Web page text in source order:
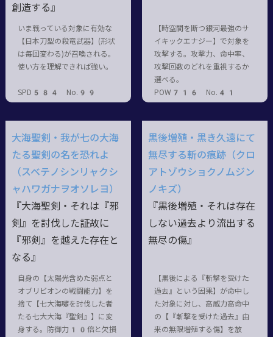
創造する』
いま戦っている対象に有効な
【日本刀型の殺竜武器】(形状
は毎回変わる)が召喚される。
使い方を理解できれば強い。
SPD584 No.99
【時空間を断つ銀河最強のサ
イキックエナジー】で対象を
攻撃する。攻撃力、命中率、
攻撃回数のどれを重視するか
選べる。
POW716 No.41
大海聖剣・我が七の大海
たる聖剣の名を恐れよ
（スベテノシンリャクシ
ャハワガナヲオソレヨ）
『大海聖剣・それは『邪
剣』を討伐した証故に
『邪剣』を越えた存在と
なる』
自身の【太陽光含めた弱点と
オブリビオンの戦闘能力】を
捨て【七大海嘯を討伐した者
たる七大大海『聖剣』】に変
身する。防御力10倍と欠損
黒後増殖・黒き久遠にて
無尽する斬の痕跡（クロ
アトゾウショクノムジン
ノキズ）
『黒後増殖・それは存在
しない過去より流出する
無尽の傷』
【黒後による『斬撃を受けた
過去』という因果】が命中し
た対象に対し、高威力高命中
の【『斬撃を受けた過去』由
来の無限増殖する傷】を放